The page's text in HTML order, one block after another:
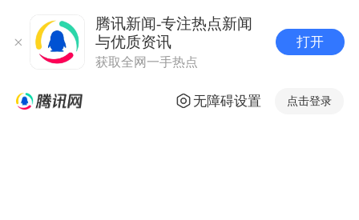
腾讯新闻-专注热点新闻
与优质资讯
获取全网一手热点
打开
无障碍设置 点击登录